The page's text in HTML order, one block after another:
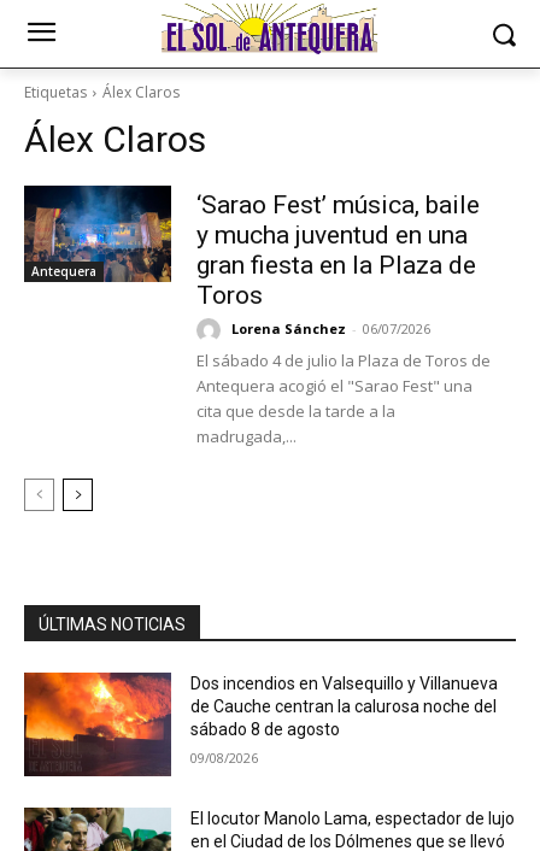
Etiquetas Álex Claros
Álex Claros
Antequera
‘Sarao Fest’ música, baile
y mucha juventud en una
gran fiesta en la Plaza de
Toros
Lorena Sánchez - 06/07/2026
El sábado 4 de julio la Plaza de Toros de
Antequera acogió el "Sarao Fest" una
cita que desde la tarde a la
madrugada,...
ÚLTIMAS NOTICIAS
Dos incendios en Valsequillo y Villanueva
de Cauche centran la calurosa noche del
sábado 8 de agosto
09/08/2026
El locutor Manolo Lama, espectador de lujo
en el Ciudad de los Dólmenes que se llevó